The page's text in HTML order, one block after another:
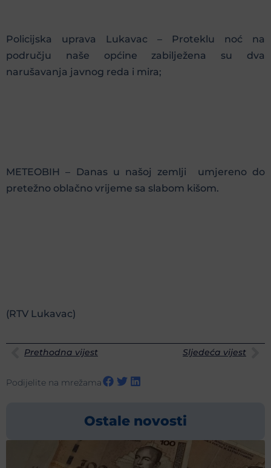
Policijska uprava Lukavac – Proteklu noć na
području naše općine zabilježena su dva
narušavanja javnog reda i mira;
METEOBIH – Danas u našoj zemlji umjereno do
pretežno oblačno vrijeme sa slabom kišom.
(RTV Lukavac)
Prethodna vijest Sljedeća vijest
Podijelite na mrežama
Ostale novosti